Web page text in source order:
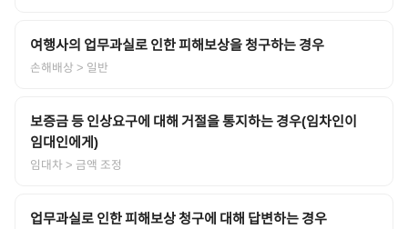
여행사의 업무과실로 인한 피해보상을 청구하는 경우
손해배상 > 일반
보증금 등 인상요구에 대해 거절을 통지하는 경우(임차인이
임대인에게)
임대차> 금액 조정
업무과실로 인한 피해보상 청구에 대해 답변하는 경우